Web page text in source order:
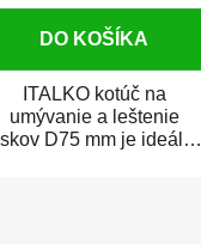
DO KOŠÍKA
ITALKO kotúč na
umývanie a leštenie
D75 mm je ideálny